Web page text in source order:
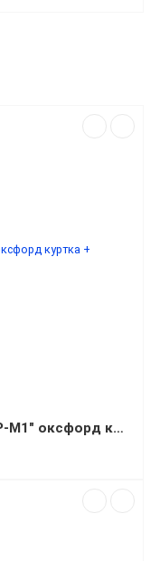
Костюм мужской зимний "НВР-М1" оксфорд куртка + полукомбинезон